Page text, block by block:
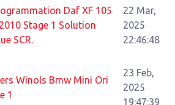
Daf XF 105
Stage 1 Solution
SCR.
22 Mar,
2025
22:46:48
Winols Bmw Mini Ori
1
23 Feb,
2025
19:47:39